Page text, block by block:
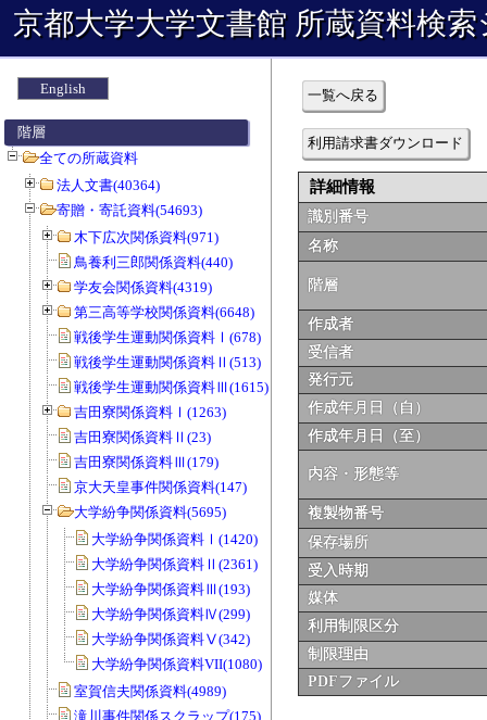
京都大学大学文書館 所蔵資料検
English
階層
全ての所蔵資料
法人文書(40364)
寄贈・寄託資料(54693)
木下広次関係資料(971)
鳥養利三郎関係資料(440)
学友会関係資料(4319)
第三高等学校関係資料(6648)
戦後学生運動関係資料Ⅰ(678)
戦後学生運動関係資料Ⅱ(513)
戦後学生運動関係資料Ⅲ(1615)
吉田寮関係資料Ⅰ(1263)
吉田寮関係資料Ⅱ(23)
吉田寮関係資料Ⅲ(179)
京大天皇事件関係資料(147)
大学紛争関係資料(5695)
大学紛争関係資料Ⅰ(1420)
大学紛争関係資料Ⅱ(2361)
大学紛争関係資料Ⅲ(193)
大学紛争関係資料Ⅳ(299)
大学紛争関係資料Ⅴ(342)
大学紛争関係資料VII(1080)
室賀信夫関係資料(4989)
滝川事件関係スクラップ(175)
一覧へ戻る
利用請求書ダウンロード
詳細情報
識別番号
名称
階層
作成者
受信者
発行元
作成年月日（自）
作成年月日（至）
内容・形態等
複製物番号
保存場所
受入時期
媒体
利用制限区分
制限理由
PDFファイル